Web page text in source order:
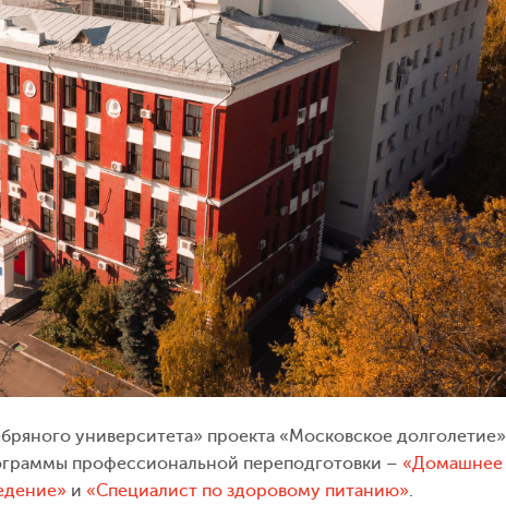
университета» проекта «Московское долголетие»,
профессиональной переподготовки – «Домашнее
и «Специалист по здоровому питанию»